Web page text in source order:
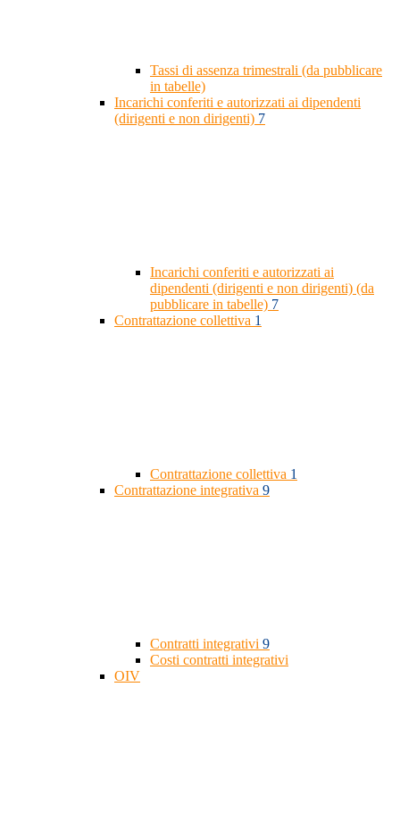
Tassi di assenza trimestrali (da pubblicare
in tabelle)
Incarichi conferiti e autorizzati ai dipendenti
(dirigenti e non dirigenti) 7
Incarichi conferiti e autorizzati ai
dipendenti (dirigenti e non dirigenti) (da
pubblicare in tabelle) 7
Contrattazione collettiva 1
Contrattazione collettiva 1
Contrattazione integrativa 9
Contratti integrativi 9
Costi contratti integrativi
OIV